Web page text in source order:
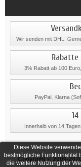
Diese Website
bestmögliche Funktionalität
die weitere Nutzung der
Wir senden mit DHL.
3% Rabatt ab 100
PayPal, Klarna
Innerhalb von 14
Copyright © 2009-